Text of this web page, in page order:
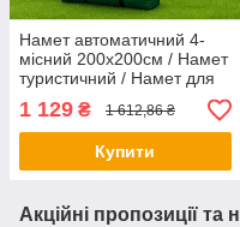
Намет автоматичний 4-
місний 200х200см / Намет
туристичний / Намет для
1 129 ₴ 1 612,86 ₴
Купити
Акційні пропозиції та